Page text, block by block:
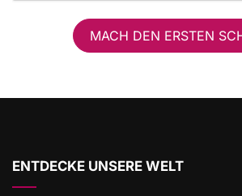
MACH DEN ERSTEN
ENTDECKE UNSERE WELT